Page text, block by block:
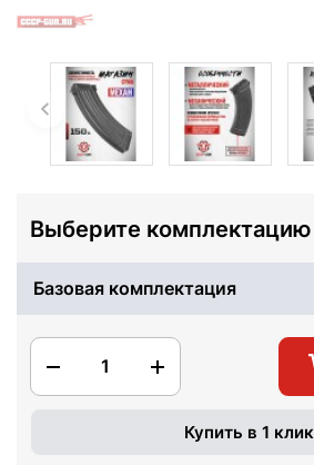
Выберите комплектацию
Базовая комплектация
1
Купить в 1 клик